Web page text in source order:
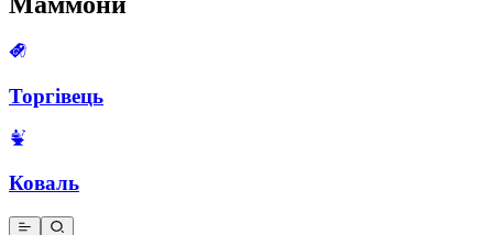
Торгівець
Коваль